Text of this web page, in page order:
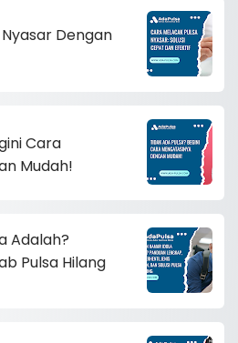
Dengan
Cara
Mudah!
Adalah?
Pulsa Hilang